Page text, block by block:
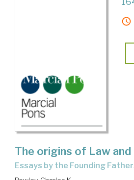
The origins of Law and
essays by the Founding